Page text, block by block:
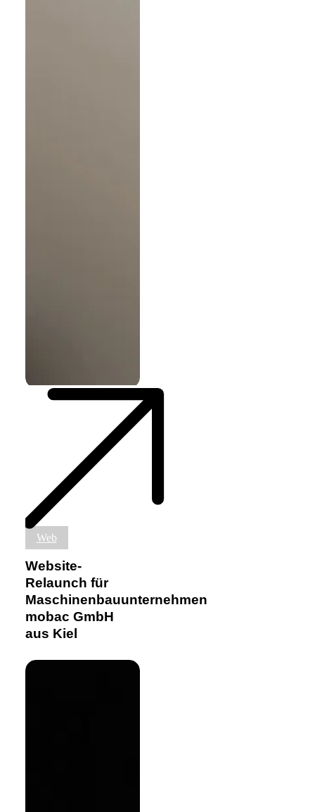
Website-
Relaunch
für
Maschinenbauunternehmen
mobac
GmbH
aus
Web
Website-
Relaunch für
Maschinenbauunternehmen
mobac GmbH
aus Kiel